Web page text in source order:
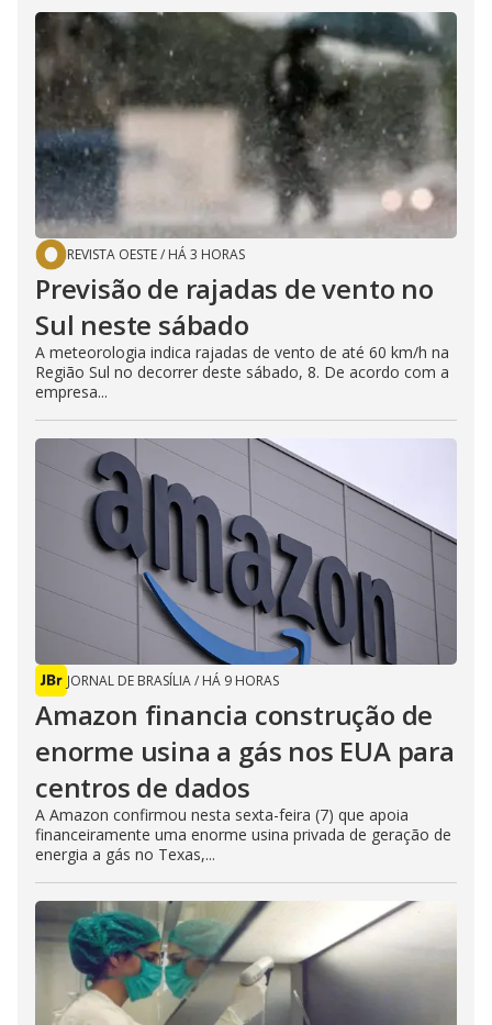
REVISTA OESTE/ HÁ 3 HORAS
Previsão de rajadas de vento no
Sul neste sábado
A meteorologia indica rajadas de vento de até 60 km/h na
Região Sul no decorrer deste sábado, 8. De acordo com a
empresa...
JORNAL DE BRASÍLIA/ HÁ 9 HORAS
Amazon financia construção de
enorme usina a gás nos EUA para
centros de dados
A Amazon confirmou nesta sexta-feira (7) que apoia
financeiramente uma enorme usina privada de geração de
energia a gás no Texas,...